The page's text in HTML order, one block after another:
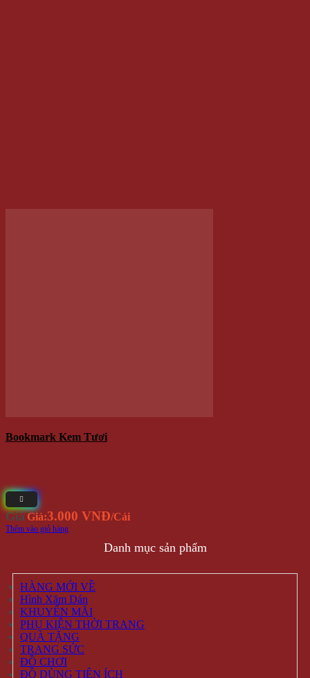
Bookmark Kem Tươi
GiáGiá:3.000 VNĐ/Cái
Thêm vào giỏ hàng
Danh mục sản phẩm
HÀNG MỚI VỀ
Hình Xăm Dán
KHUYẾN MÃI
PHỤ KIỆN THỜI TRANG
QUÀ TẶNG
TRANG SỨC
ĐỒ CHƠI
ĐỒ DÙNG TIỆN ÍCH